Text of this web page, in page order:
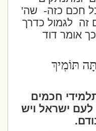
חכם כזה- שה'
לגמול כדרך
אומר דוד
תּוֹמִיךְ
חכמים
ישראל ויש